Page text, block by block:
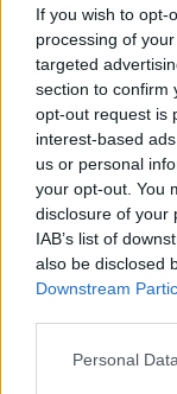
If you wish to opt-
processing of
targeted
section to confirm
opt-out request is
interest-based
us or personal
your opt-out. You
disclosure of your
IAB’s list of
also be disclosed
Downstream
Personal